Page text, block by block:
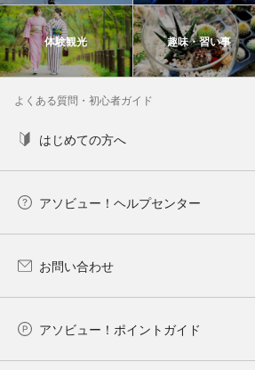
体験観光 趣味・習い事
よくある質問・初心者ガイド
はじめての方へ
アソビュー！ヘルプセンター
お問い合わせ
アソビュー！ポイントガイド